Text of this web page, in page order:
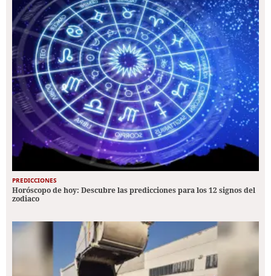
PREDICCIONES
Horóscopo de hoy: Descubre las predicciones para los 12 signos del
zodiaco